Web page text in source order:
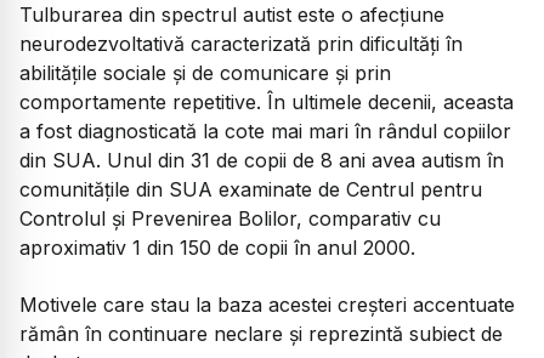
Tulburarea din spectrul autist este o afecțiune
neurodezvoltativă caracterizată prin dificultăți în
abilitățile sociale și de comunicare și prin
comportamente repetitive. În ultimele decenii, aceasta
a fost diagnosticată la cote mai mari în rândul copiilor
din SUA. Unul din 31 de copii de 8 ani avea autism în
comunitățile din SUA examinate de Centrul pentru
Controlul și Prevenirea Bolilor, comparativ cu
aproximativ 1 din 150 de copii în anul 2000.
Motivele care stau la baza acestei creșteri accentuate
rămân în continuare neclare și reprezintă subiect de